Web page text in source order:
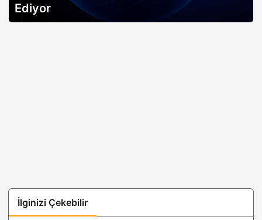
Ediyor
İlginizi Çekebilir